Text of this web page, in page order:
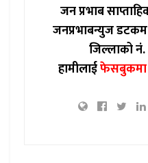
जन प्रभाब
जनप्रभाबन्युज डटकम
जिल्लाको
हामीलाईफेसबुकमा